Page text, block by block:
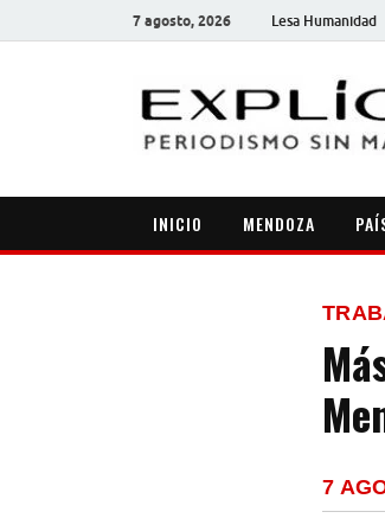
7 agosto, 2026 Lesa Humanidad
INICIO MENDOZA
7